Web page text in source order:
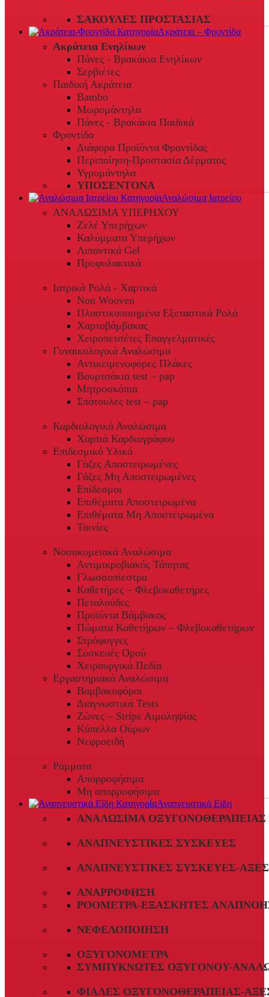
ΣΑΚΟΎΛΕΣ ΠΡΟΣΤΑΣΊΑΣ
Ακράτεια – Φροντίδα
Ακράτεια Ενηλίκων
Πάνες - Βρακάκια Ενηλίκων
Σερβιέτες
Παιδική Ακράτεια
Bambo
Μωρομάντηλα
Πάνες - Βρακάκια Παιδικά
Φροντίδα
Διάφορα Προϊόντα Φροντίδας
Περιποίηση-Προστασία Δέρματος
Υγρομάντηλα
ΥΠΟΣΕΝΤΟΝΑ
Αναλώσιμα Ιατρείου
ΑΝΑΛΩΣΙΜΑ ΥΠΕΡΗΧΟΥ
Ζελέ Υπερήχων
Καλύμματα Υπερήχων
Λιπαντικά Gel
Προφυλακτικά
Ιατρικά Ρολά - Χαρτικά
Non Wooven
Πλαστικοποιημένα Εξεταστικά Ρολά
Χαρτοβάμβακας
Χειροπετσέτες Επαγγελματικές
Γυναικολογικά Αναλώσιμα
Αντικειμενοφόρες Πλάκες
Βουρτσάκια test – pap
Μητροσκόπια
Σπάτουλες test – pap
Καρδιολογικά Αναλώσιμα
Χαρτιά Καρδιογράφου
Επιδεσμικό Υλικό
Γάζες Αποστειρωμένες
Γάζες Μη Αποστειρωμένες
Επίδεσμοι
Επιθέματα Αποστειρωμένα
Επιθέματα Μη Αποστειρωμένα
Ταινίες
Νοσοκομειακά Αναλώσιμα
Αντιμικροβιακός Τάπητας
Γλωσσοπίεστρα
Καθετήρες – Φλεβοκαθετήρες
Πεταλούδες
Προϊόντα Βάμβακος
Πώματα Καθετήρων – Φλεβοκαθετήρων
Στρόφυγγες
Συσκευές Ορού
Χειρουργικά Πεδία
Εργαστηριακά Αναλώσιμα
Βαμβακοφόροι
Διαγνωστικά Tests
Ζώνες – Strips Αιμοληψίας
Κύπελλα Ούρων
Νεφροειδή
Ράμματα
Απορροφήσιμα
Μη απορροφήσιμα
Αναπνευστικά Είδη
ΑΝΑΛΏΣΙΜΑ ΟΞΥΓΟΝΟΘΕΡΑΠΕΊΑΣ
ΑΝΑΠΝΕΥΣΤΙΚΈΣ ΣΥΣΚΕΥΈΣ
ΑΝΑΠΝΕΥΣΤΙΚΈΣ ΣΥΣΚΕΥΈΣ-
ΑΝΑΡΡΌΦΗΣΗ
ΡΟΌΜΕΤΡΑ-ΕΞΑΣΚΗΤΈΣ
ΝΕΦΕΛΟΠΟΊΗΣΗ
ΟΞΥΓΟΝΌΜΕΤΡΑ
ΣΥΜΠΥΚΝΩΤΈΣ ΟΞΥΓΌΝΟΥ-
ΦΙΆΛΕΣ ΟΞΥΓΟΝΟΘΕΡΑΠΕΊΑΣ-